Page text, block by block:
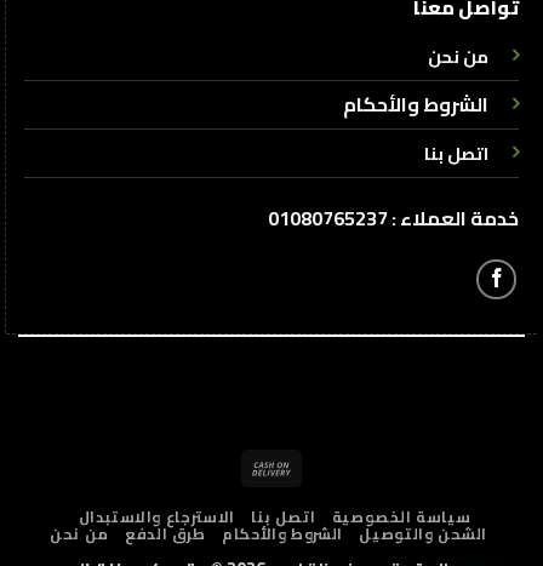
تواصل معنا
من نحن
الشروط والأحكام
اتصل بنا
خدمة العملاء : 01080765237
Delivery
سياسة الخصوصية اتصل بنا الاسترجاع والاستبدال
الشحن والتوصيل الشروط والأحكام طرق الدفع من نحن